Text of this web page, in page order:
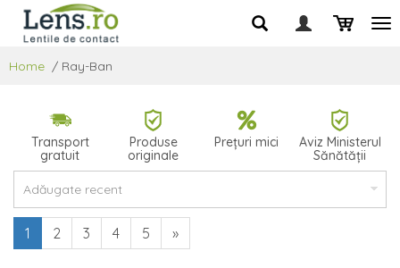
Home / Ray-Ban
Transport
gratuit
Produse
originale
Prețuri mici
Aviz Ministerul
Sănătății
1 2 3 4 5 »